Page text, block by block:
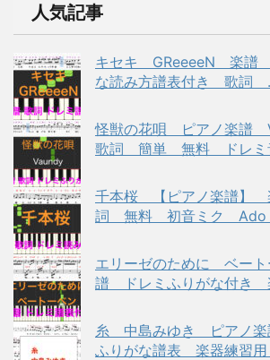
人気記事
キセキ GReeeeN 楽譜
な読み方譜表付き 歌詞
怪獣の花唄 ピアノ楽
歌詞 簡単 無料 ドレミ
千本桜 【ピアノ楽譜
詞 無料 初音ミク Ado
エリーゼのために ベー
譜 ドレミふりがな付き
糸 中島みゆき ピアノ
ふりがな譜表 楽器練習